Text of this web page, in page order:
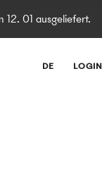
12. 01 ausgeliefert.
DE LOGIN